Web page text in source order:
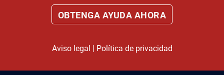
Aviso legal | Política de privacidad